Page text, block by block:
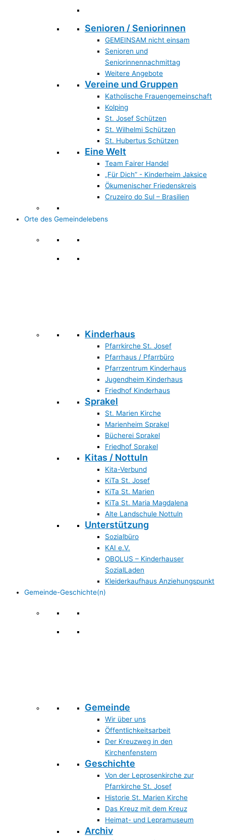
Senioren / Seniorinnen
GEMEINSAM nicht einsam
Senioren und
Seniorinnennachmittag
Weitere Angebote
Vereine und Gruppen
Katholische Frauengemeinschaft
Kolping
St. Josef Schützen
St. Wilhelmi Schützen
St. Hubertus Schützen
Eine Welt
Team Fairer Handel
„Für Dich” - Kinderheim Jaksice
Ökumenischer Friedenskreis
Cruzeiro do Sul – Brasilien
Orte des Gemeindelebens
Kinderhaus
Pfarrkirche St. Josef
Pfarrhaus / Pfarrbüro
Pfarrzentrum Kinderhaus
Jugendheim Kinderhaus
Friedhof Kinderhaus
Sprakel
St. Marien Kirche
Marienheim Sprakel
Bücherei Sprakel
Friedhof Sprakel
Kitas / Nottuln
Kita-Verbund
KiTa St. Josef
KiTa St. Marien
KiTa St. Maria Magdalena
Alte Landschule Nottuln
Unterstützung
Sozialbüro
KAI e.V.
OBOLUS – Kinderhauser
SozialLaden
Kleiderkaufhaus Anziehungspunkt
Gemeinde-Geschichte(n)
Gemeinde
Wir über uns
Öffentlichkeitsarbeit
Der Kreuzweg in den
Kirchenfenstern
Geschichte
Von der Leprosenkirche zur
Pfarrkirche St. Josef
Historie St. Marien Kirche
Das Kreuz mit dem Kreuz
Heimat- und Lepramuseum
Archiv